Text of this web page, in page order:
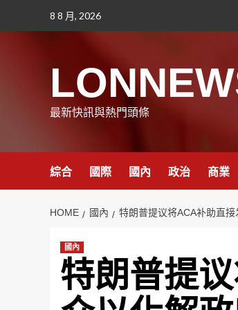
8 8 月, 2026
最新快訊與熱門頭條
綜合 國際 國內 政治 商業
HOME 國內 特朗普提议将ACA补助直
國內
特朗普提